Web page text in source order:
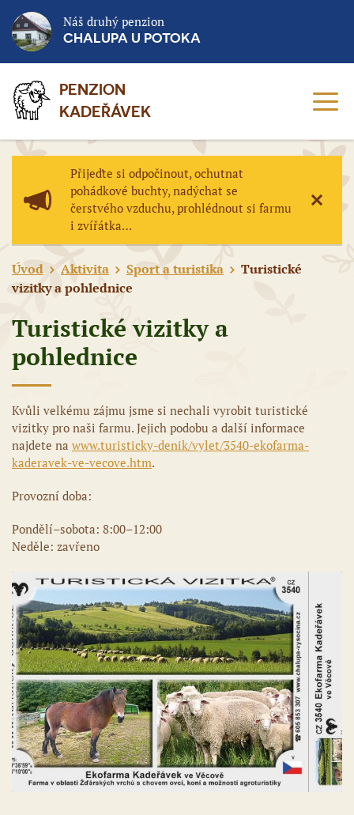
Náš druhý penzion
CHALUPA U POTOKA
PENZION
KADEŘÁVEK
Přijeďte si odpočinout, ochutnat
pohádkové buchty, nadýchat se
čerstvého vzduchu, prohlédnout si farmu
i zvířátka…
Úvod Aktivita Sport a turistika
Turistické
vizitky a pohlednice
Turistické vizitky a
pohlednice
Kvůli velkému zájmu jsme si nechali vyrobit turistické
vizitky pro naši farmu. Jejich podobu a další informace
najdete na www.turisticky-denik/vylet/3540-ekofarma-
kaderavek-ve-vecove.htm.
Provozní doba:
Pondělí–sobota: 8:00–12:00
Neděle: zavřeno